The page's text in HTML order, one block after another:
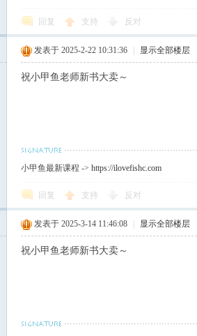
回复 支持 反对
发表于 2025-2-22 10:31:36 显示全部楼层
祝小甲鱼老师新书大卖～
小甲鱼最新课程 ->https://ilovefishc.com
回复 支持 反对
发表于 2025-3-14 11:46:08 显示全部楼层
祝小甲鱼老师新书大卖～